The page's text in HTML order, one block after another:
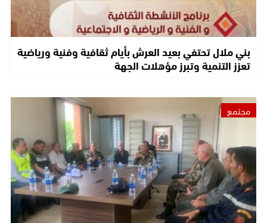
بني ملال تحتفي بعيد العرش بأيام ثقافية وفنية ورياضية
تعزز التنمية وتبرز مؤهلات الجهة
مجتمع